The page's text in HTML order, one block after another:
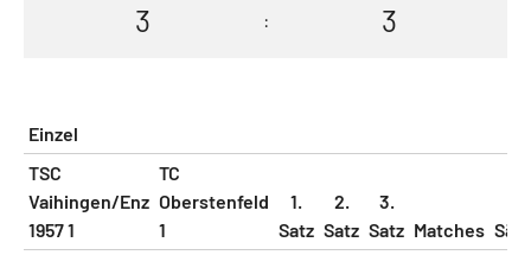
3 : 3
Einzel
TSC
Vaihingen/Enz
1957 1
TC
Oberstenfeld
1
1.
Satz
2.
Satz
3.
Satz Matches